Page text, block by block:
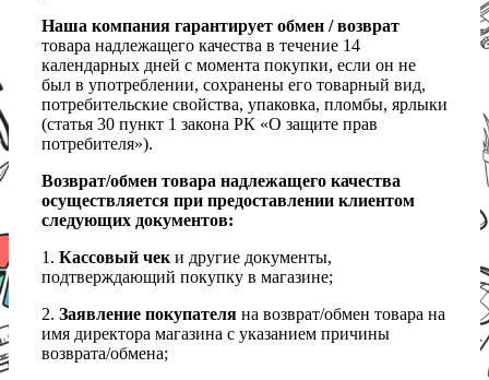
Наша компания гарантирует обмен / возврат
товара надлежащего качества в течение 14
календарных дней с момента покупки, если он не
был в употреблении, сохранены его товарный вид,
потребительские свойства, упаковка, пломбы, ярлыки
(статья 30 пункт 1 закона РК «О защите прав
потребителя»).
Возврат/обмен товара надлежащего качества
осуществляется при предоставлении клиентом
следующих документов:
1. Кассовый чеки другие документы,
подтверждающий покупку в магазине;
2. Заявление покупателя на возврат/обмен товара на
имя директора магазина с указанием причины
возврата/обмена;